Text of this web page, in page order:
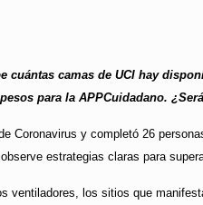
cuántas camas de UCI hay
para la APPCuidadano.
Coronavirus y completó 26
estrategias claras para
ventiladores, los sitios que